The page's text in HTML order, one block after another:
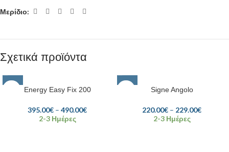
Μερίδιο:
Σχετικά προϊόντα
Energy Easy Fix 200
395.00€ – 490.00€
2-3 Ημέρες
Signe Angolo
220.00€ – 229.00€
2-3 Ημέρες